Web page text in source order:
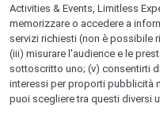
Activities & Events, Limitless
memorizzare o accedere a
servizi richiesti (non è possibile
(iii) misurare l'audience e le
sottoscritto uno; (v) consentirti
interessi per proporti pubblicità
puoi scegliere tra questi diversi